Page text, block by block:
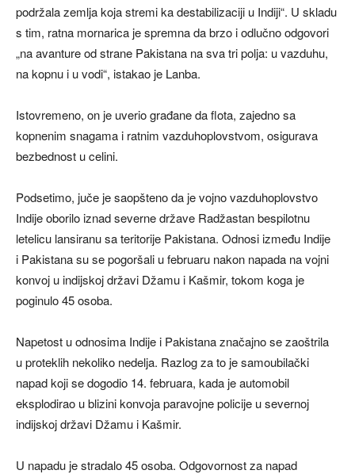
podržala zemlja koja stremi ka destabilizaciji u Indiji“. U skladu
s tim, ratna mornarica je spremna da brzo i odlučno odgovori
„na avanture od strane Pakistana na sva tri polja: u vazduhu,
na kopnu i u vodi“, istakao je Lanba.
Istovremeno, on je uverio građane da flota, zajedno sa
kopnenim snagama i ratnim vazduhoplovstvom, osigurava
bezbednost u celini.
Podsetimo, juče je saopšteno da je vojno vazduhoplovstvo
Indije oborilo iznad severne države Radžastan bespilotnu
letelicu lansiranu sa teritorije Pakistana. Odnosi između Indije
i Pakistana su se pogoršali u februaru nakon napada na vojni
konvoj u indijskoj državi Džamu i Kašmir, tokom koga je
poginulo 45 osoba.
Napetost u odnosima Indije i Pakistana značajno se zaoštrila
u proteklih nekoliko nedelja. Razlog za to je samoubilački
napad koji se dogodio 14. februara, kada je automobil
eksplodirao u blizini konvoja paravojne policije u severnoj
indijskoj državi Džamu i Kašmir.
U napadu je stradalo 45 osoba. Odgovornost za napad